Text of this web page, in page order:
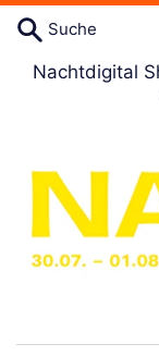
Direkt
zum
Artikel
Suche
Nachtdigital